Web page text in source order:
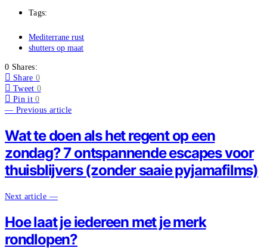
Tags:
Mediterrane rust
shutters op maat
0 Shares:
Share 0
Tweet 0
Pin it 0
— Previous article
Wat te doen als het regent op een
zondag? 7 ontspannende escapes voor
thuisblijvers (zonder saaie pyjamafilms)
Next article —
Hoe laat je iedereen met je merk
rondlopen?